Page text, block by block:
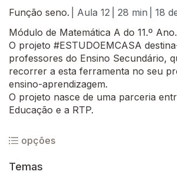
Função seno. | Aula 12 | 28 min
| 18
Módulo de Matemática A do 11.º Ano.
O projeto #ESTUDOEMCASA
professores do Ensino Secundário,
recorrer a esta ferramenta no seu
ensino-aprendizagem.
O projeto nasce de uma parceria
Educação e a RTP.
opções
Temas